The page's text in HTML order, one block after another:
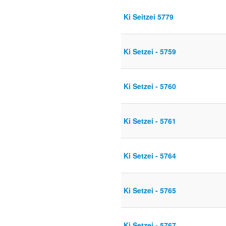
Ki Seitzei 5779
Ki Setzei - 5759
Ki Setzei - 5760
Ki Setzei - 5761
Ki Setzei - 5764
Ki Setzei - 5765